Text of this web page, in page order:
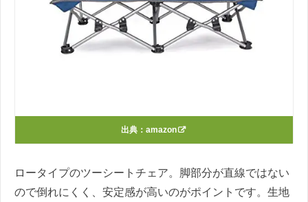
出典： amazon
ロータイプのツーシートチェア。脚部分が直線ではない
ので倒れにくく、安定感が高いのがポイントです。生地